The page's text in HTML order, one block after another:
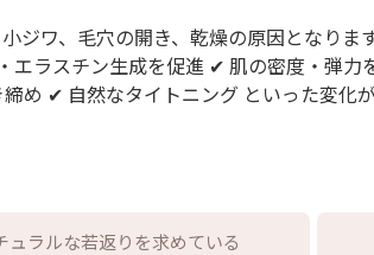
皮膚科外来（梅田院のみ）
ジワ、毛穴の開き、乾燥の原因となりま
ラスチン生成を促進 ✔ 肌の密度・弾力
✔ 自然なタイトニング といった変化が
ュラルな若返りを求めている